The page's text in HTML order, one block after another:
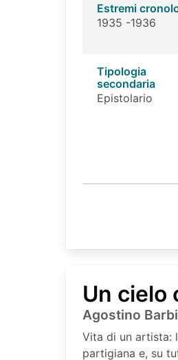
Estremi
1935 -1936
Tipologia
secondaria
Epistolario
Un cielo
Agostino
Vita di un artista:
partigiana e, su